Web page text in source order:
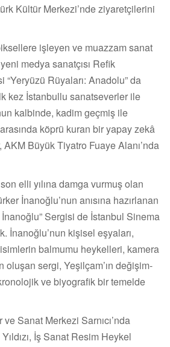
Kültür Merkezi’nde ziyaretçilerini
işleyen ve muazzam sanat
medya sanatçısı Refik
“Yeryüzü Rüyaları: Anadolu” da
kez İstanbullu sanatseverler ile
kalbinde, kadim geçmiş ile
köprü kuran bir yapay zekâ
Büyük Tiyatro Fuaye Alanı’nda
elli yılına damga vurmuş olan
İnanoğlu’nun anısına hazırlanan
Sergisi de İstanbul Sinema
İnanoğlu’nun kişisel eşyaları,
balmumu heykelleri, kamera
oluşan sergi, Yeşilçam’ın değişim-
ve biyografik bir temelde
Sanat Merkezi Sarnıcı’nda
İş Sanat Resim Heykel